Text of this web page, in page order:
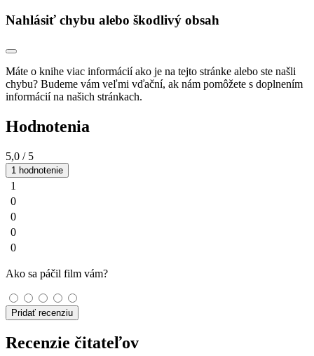
Nahlásiť chybu alebo škodlivý obsah
Máte o knihe viac informácií ako je na tejto stránke alebo ste našli
chybu? Budeme vám veľmi vďační, ak nám pomôžete s doplnením
informácií na našich stránkach.
Hodnotenia
5,0 / 5
1 hodnotenie
1
0
0
0
0
Ako sa páčil film vám?
Pridať recenziu
Recenzie čitateľov